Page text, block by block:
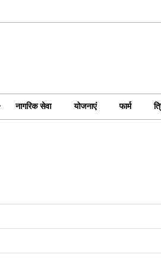
नागरिक सेवा योजनाएं फार्म